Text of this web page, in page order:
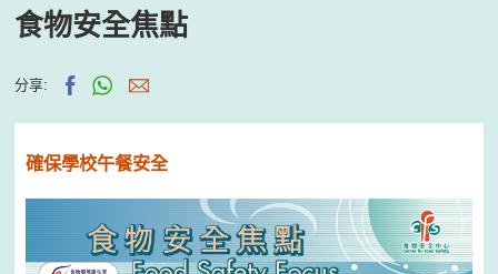
食物安全焦點
分享:
確保學校午餐安全